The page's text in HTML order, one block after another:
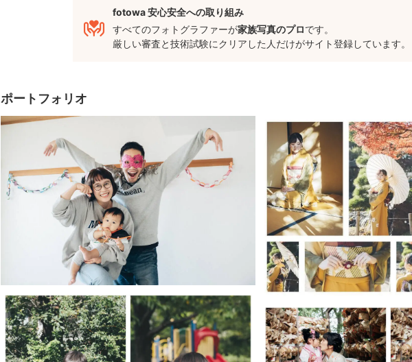
・好きな人形、ポーズ、お菓子
・登下校した通学路
・授業をサボって、よく行った公園
➁日常の一コマを撮影する
・おふざけ大好きな娘と優しく見守る両親
・わんぱくな祖父と冷静な孫
・顔を合わせるだけで、なんだか笑っちゃう友達同士
・すぐにボケる彼氏としっかりツッコむ彼女......
など、その当時の関係性が蘇り思い出話に話が咲くような「日常の一コマ」を撮影いたしま
➂何気ない場面・瞬間を逃さない
撮影中はどうしてもカメラを意識してしまうものです。
移動中など撮影の合間にでる、ふとした表情や仕草が素敵だなぁと感じることがあります。
光や構図を整えることを意識しつつ、ときには何気ない場面・瞬間でシャッターを切ること
➃撮影の時間を楽しい思い出にしてもらう
写真を見返した時に思い出すのは、撮影時のやり取りや感情です。
撮影時間そのものが楽しい思い出になるよう、その場での何気ない会話や発見を大切にして
fotowa 安心安全への取り組み
すべてのフォトグラファーが家族写真のプロです。
厳しい審査と技術試験にクリアした人だけがサイト登録しています。
ポートフォリオ